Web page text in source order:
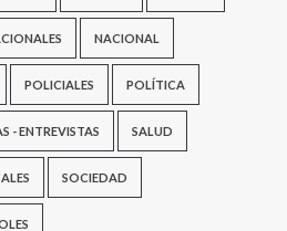
NACIONAL
POLICIALES POLÍTICA
- ENTREVISTAS SALUD
SOCIEDAD